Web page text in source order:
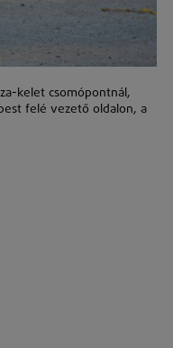
kelet csomópontnál,
felé vezető oldalon, a